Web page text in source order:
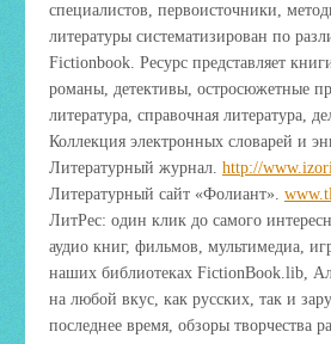
специалистов, первоисточники,
литературы систематизирован по
Fictionbook. Ресурс представляет
романы, детективы, остросюжетные
литература, справочная литература,
Коллекция электронных словарей и
Литературный журнал. http://
Литературный сайт «Фолиант».
ЛитРес: один клик до самого
аудио книг, фильмов, мультимедиа,
наших библиотеках FictionBook.lib,
на любой вкус, как русских, так и
последнее время, обзоры творчества